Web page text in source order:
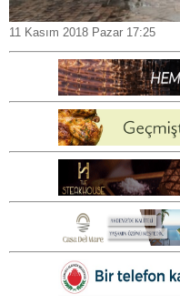
11 Kasım 2018 Pazar 17:25